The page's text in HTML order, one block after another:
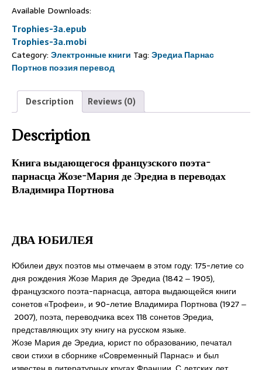
Available Downloads:
Trophies-3a.epub
Trophies-3a.mobi
Category: Электронные книги Tag: Эредиа Парнас
Портнов поэзия перевод
Description Reviews (0)
Description
Книга выдающегося французского поэта-
парнасца Жозе-Мария де Эредиа в переводах
Владимира Портнова
ДВА ЮБИЛЕЯ
Юбилеи двух поэтов мы отмечаем в этом году: 175-летие со
дня рождения Жозе Мария де Эредиа (1842 ‒ 1905),
французского поэта-парнасца, автора выдающейся книги
сонетов «Трофеи», и 90-летие Владимира Портнова (1927 ‒
2007), поэта, переводчика всех 118 сонетов Эредиа,
представляющих эту книгу на русском языке.
Жозе Мария де Эредиа, юрист по образованию, печатал
свои стихи в сборнике «Современный Парнас» и был